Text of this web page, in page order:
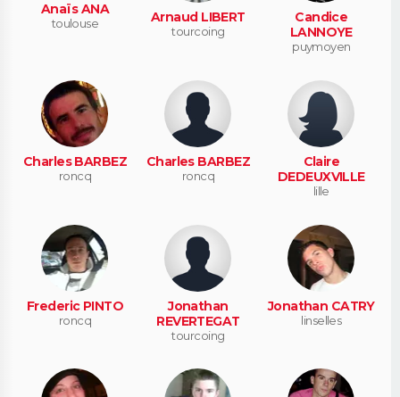
Anaïs ANA
toulouse Arnaud LIBERT
tourcoing
Candice
LANNOYE
puymoyen
Charles BARBEZ
roncq
Charles BARBEZ
roncq
Claire
DEDEUXVILLE
lille
Frederic PINTO
roncq
Jonathan
REVERTEGAT
tourcoing
Jonathan CATRY
linselles